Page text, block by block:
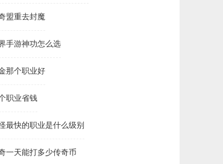
盟重去封魔
手游神功怎么选
那个职业好
职业省钱
最快的职业是什么级别
一天能打多少传奇币